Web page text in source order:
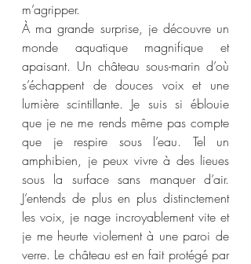
m’agripper.
À ma grande surprise, je découvre un
monde aquatique magnifique et
apaisant. Un château sous-marin d’où
s’échappent de douces voix et une
lumière scintillante. Je suis si éblouie
que je ne me rends même pas compte
que je respire sous l’eau. Tel un
amphibien, je peux vivre à des lieues
sous la surface sans manquer d’air.
J’entends de plus en plus distinctement
les voix, je nage incroyablement vite et
je me heurte violement à une paroi de
verre. Le château est en fait protégé par